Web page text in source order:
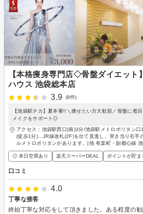
【本格痩身専門店◇骨盤ダイエット
ハウス 池袋総本店
3.9
(8件)
【池袋駅チカ】夏本番!!＼痩せたい方大歓迎／骨盤に着
メイクをサポート◎
アクセス：池袋駅西口(南)3分/池袋駅メトロポリタン口
(徒歩1分)…JR線改札(2F)を出て直進し、突き当り右手
ルメトロポリタンがあります。[他 有楽町・副都心線
◎ 本日空席あり 楽天スーパーDEAL ポイントが貯ま
口コミ
4.0
丁寧な接客